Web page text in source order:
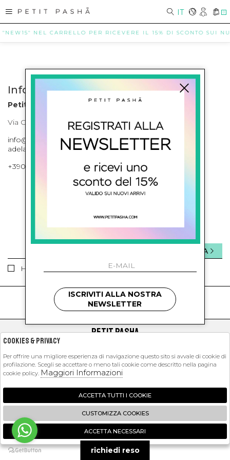
IT 0
NEL CARRELLO PER RICEVERE IL 15% DI SCONTO SUI
Info contatti
Petit Pasha
Via Cilea, 255 Napoli Corso Umberto I 301 Napoli
info@petitpasha.com, petitpasha@hotmail.it,
adelaide.petitpasha@hotmail.com
+39081643421 , +390812351280
ISCRIVITI ALLA NEWSLETTER
Ho letto ed accettato le condizioni sulla privacy.
INVIA
kids
PETIT PASHA
EXTRA
2026 Petit Pasha - P.iva : 09423341214 Powered by
Zucchetti
🍪
ISCRIVITI ALLA NOSTRA
NEWSLETTER
richiedi reso
Cookies & Privacy
Per offrire una migliore esperienza di navigazione questo sito si avvale di cookie di
profilazione. Scegli se accettare o meno tali cookie come descritto nella pagina
cookie policy. Maggiori Informazioni
ACCETTA TUTTI I COOKIE
CUSTOMIZZA COOKIES
ACCETTA NECESSARI